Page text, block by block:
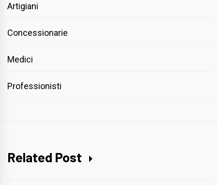
Artigiani
Concessionarie
Medici
Professionisti
Related Post